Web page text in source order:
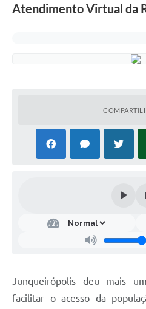
Atendimento Virtual da
Junqueirópolis deu mais
facilitar o acesso da